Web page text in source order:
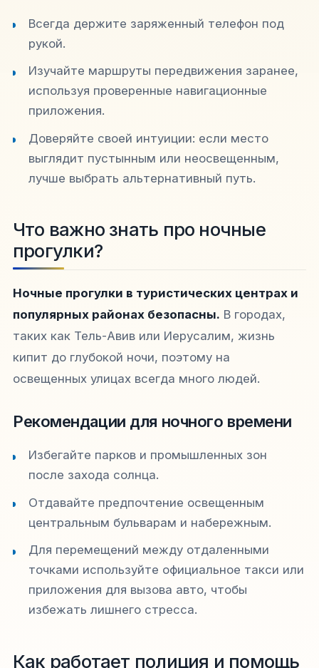
Всегда держите заряженный телефон под
рукой.
Изучайте маршруты передвижения заранее,
используя проверенные навигационные
приложения.
Доверяйте своей интуиции: если место
выглядит пустынным или неосвещенным,
лучше выбрать альтернативный путь.
Что важно знать про ночные
прогулки?
Ночные прогулки в туристических центрах и
популярных районах безопасны. В городах,
таких как Тель-Авив или Иерусалим, жизнь
кипит до глубокой ночи, поэтому на
освещенных улицах всегда много людей.
Рекомендации для ночного времени
Избегайте парков и промышленных зон
после захода солнца.
Отдавайте предпочтение освещенным
центральным бульварам и набережным.
Для перемещений между отдаленными
точками используйте официальное такси или
приложения для вызова авто, чтобы
избежать лишнего стресса.
Как работает полиция и помощь